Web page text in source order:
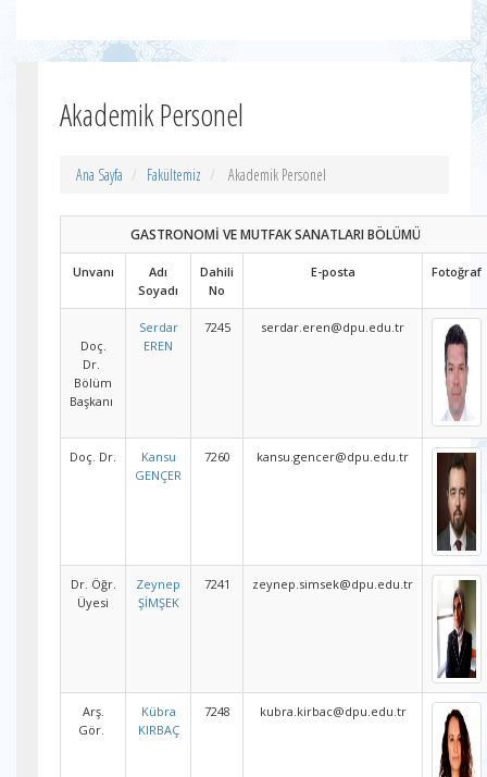
Akademik Personel
Ana Sayfa Fakültemiz Akademik Personel
GASTRONOMİ VE MUTFAK SANATLARI BÖLÜMÜ
Unvanı
Adı
Soyadı
Dahili
No
E-posta Fotoğraf
Doç.
Dr.
Bölüm
Başkanı
Serdar
EREN
7245 serdar.eren@dpu.edu.tr
Doç. Dr.
Kansu
GENÇER
7260 kansu.gencer@dpu.edu.tr
Dr. Öğr.
Üyesi
Zeynep
ŞİMŞEK
7241 zeynep.simsek@dpu.edu.tr
Arş.
Gör.
Kübra
KIRBAÇ
7248 kubra.kirbac@dpu.edu.tr